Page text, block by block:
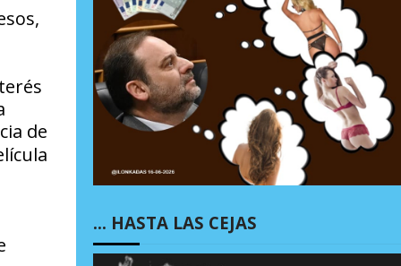
de
… HASTA LAS CEJAS